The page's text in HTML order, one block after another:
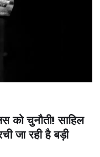
को चुनौती! साहिल
जा रही है बड़ी